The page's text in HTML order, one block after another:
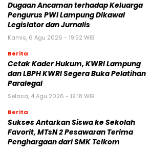
Dugaan Ancaman terhadap Keluarga
Pengurus PWI Lampung Dikawal
Legislator dan Jurnalis
Kamis, 6 Agu 2026 - 19:52 WIB
Berita
Cetak Kader Hukum, KWRI Lampung
dan LBPH KWRI Segera Buka Pelatihan
Paralegal
Selasa, 4 Agu 2026 - 19:18 WIB
Berita
Sukses Antarkan Siswa ke Sekolah
Favorit, MTsN 2 Pesawaran Terima
Penghargaan dari SMK Telkom